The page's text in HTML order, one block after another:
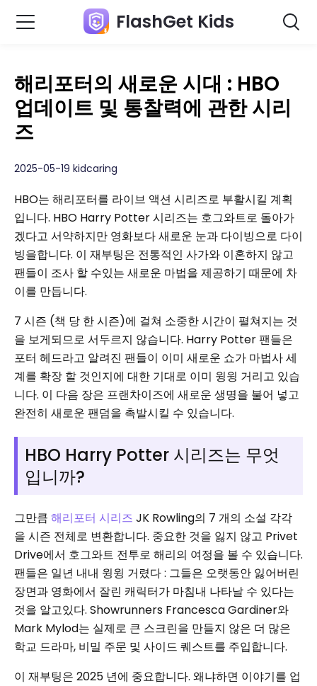
FlashGet Kids
해리포터의 새로운 시대 : HBO
업데이트 및 통찰력에 관한 시리
즈
2025-05-19 kidcaring
HBO는 해리포터를 라이브 액션 시리즈로 부활시킬 계획
입니다. HBO Harry Potter 시리즈는 호그와트로 돌아가
겠다고 서약하지만 영화보다 새로운 눈과 다이빙으로 다이
빙을합니다. 이 재부팅은 전통적인 사가와 이혼하지 않고
팬들이 조사 할 수있는 새로운 마법을 제공하기 때문에 차
이를 만듭니다.
7 시즌 (책 당 한 시즌)에 걸쳐 소중한 시간이 펼쳐지는 것
을 보게되므로 서두르지 않습니다. Harry Potter 팬들은 ​​
포터 헤드라고 알려진 팬들이 이미 새로운 쇼가 마법사 세
계를 확장 할 것인지에 대한 기대로 이미 윙윙 거리고 있습
니다. 이 다음 장은 프랜차이즈에 새로운 생명을 불어 넣고
완전히 새로운 팬덤을 촉발시킬 수 있습니다.
HBO Harry Potter 시리즈는 무엇
입니까?
그만큼 해리포터 시리즈 JK Rowling의 7 개의 소설 각각
을 시즌 전체로 변환합니다. 중요한 것을 잃지 않고 Privet
Drive에서 호그와트 전투로 해리의 여정을 볼 수 있습니다.
팬들은 일년 내내 윙윙 거렸다 : 그들은 오랫동안 잃어버린
장면과 영화에서 잘린 캐릭터가 마침내 나타날 수 있다는
것을 알고있다. Showrunners Francesca Gardiner와
Mark Mylod는 실제로 큰 스크린을 만들지 않은 더 많은
학교 드라마, 비밀 주문 및 사이드 퀘스트를 주입합니다.
이 재부팅은 2025 년에 중요합니다. 왜냐하면 이야기를 업